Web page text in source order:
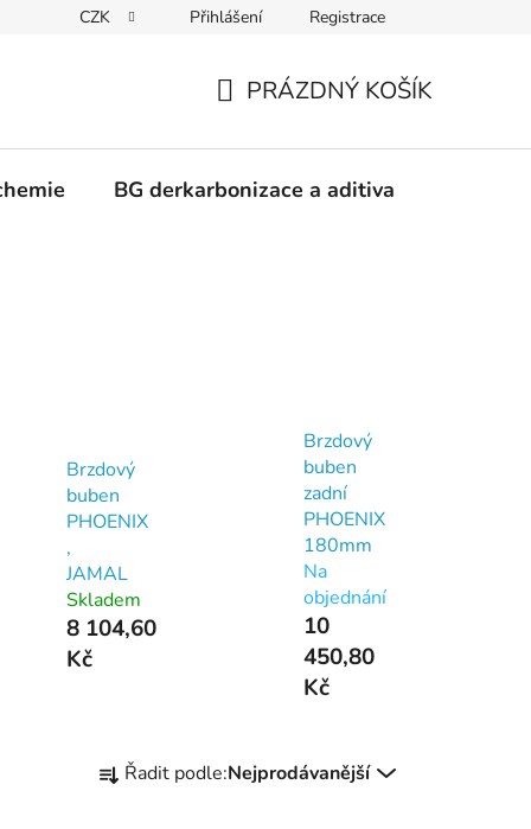
CZK Přihlášení Registrace
KOŠÍK
PRÁZDNÝ KOŠÍK
BG derkarbonizace a aditiva
Brzdový
buben
PHOENIX
,
JAMAL
Skladem
8 104,60
Kč
Brzdový
buben
zadní
PHOENIX
180mm
Na
objednání
10
450,80
Kč
a Řadit podle:Nejprodávanější